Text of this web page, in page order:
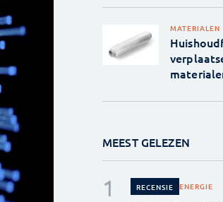
MATERIALEN
MEEST GELEZEN
RECENSIE ENERGIE